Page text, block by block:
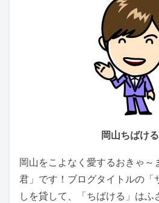
岡山ちばけ
岡山をこよなく愛するおきゃ～
君」です！ブログタイトルの「
しを貸して、「ちばける」はふ